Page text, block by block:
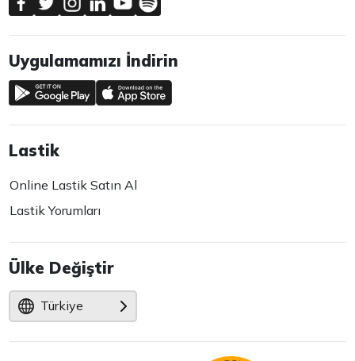
Uygulamamızı İndirin
Lastik
Online Lastik Satın Al
Lastik Yorumları
Ülke Değiştir
Türkiye